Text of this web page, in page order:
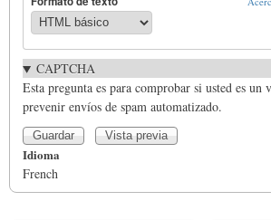
CAPTCHA
Esta pregunta es para comprobar si usted es un
prevenir envíos de spam automatizado.
Idioma
French